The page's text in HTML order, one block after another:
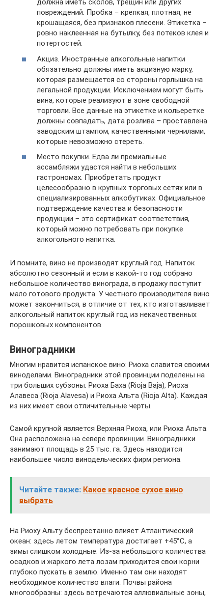
должна иметь сколов, трещин или других
повреждений. Пробка – крепкая, плотная, не
крошащаяся, без признаков плесени. Этикетка –
ровно наклеенная на бутылку, без потеков клея и
потертостей.
Акциз. Иностранные алкогольные напитки
обязательно должны иметь акцизную марку,
которая размещается со стороны горлышка на
легальной продукции. Исключением могут быть
вина, которые реализуют в зоне свободной
торговли. Все данные на этикетке и кольеретке
должны совпадать, дата розлива – проставлена
заводским штампом, качественными чернилами,
которые невозможно стереть.
Место покупки. Едва ли премиальные
ассамбляжи удастся найти в небольших
гастрономах. Приобретать продукт
целесообразно в крупных торговых сетях или в
специализированных алкобутиках. Официальное
подтверждение качества и безопасности
продукции – это сертификат соответствия,
который можно потребовать при покупке
алкогольного напитка.
И помните, вино не производят круглый год. Напиток
абсолютно сезонный и если в какой-то год собрано
небольшое количество винограда, в продажу поступит
мало готового продукта. У честного производителя вино
может закончиться, в отличие от тех, кто изготавливает
алкогольный напиток круглый год из некачественных
порошковых компонентов.
Виноградники
Многим нравится испанское вино: Риоха славится своими
виноделами. Виноградники этой провинции поделены на
три больших субзоны: Риоха Баха (Rioja Baja), Риоха
Алавеса (Rioja Alavesa) и Риоха Альта (Rioja Alta). Каждая
из них имеет свои отличительные черты.
Самой крупной является Верхняя Риоха, или Риоха Альта.
Она расположена на севере провинции. Виноградники
занимают площадь в 25 тыс. га. Здесь находится
наибольшее число винодельческих фирм региона.
Читайте также: Какое красное сухое вино
выбрать
На Риоху Альту беспрестанно влияет Атлантический
океан: здесь летом температура достигает +45°С, а
зимы слишком холодные. Из-за небольшого количества
осадков и жаркого лета лозам приходится свои корни
глубоко пускать в землю. Именно там они находят
необходимое количество влаги. Почвы района
многообразны: здесь встречаются аллювиальные зоны,